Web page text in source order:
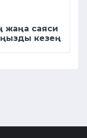
жаңа саяси
кезең